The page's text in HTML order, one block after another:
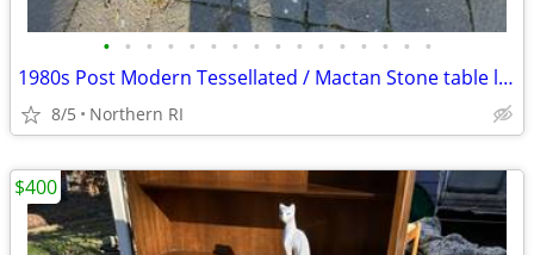
• • • • • • • • • • • • • • • •
1980s Post Modern Tessellated / Mactan Stone table lamp A436
8/5 Northern RI
$400